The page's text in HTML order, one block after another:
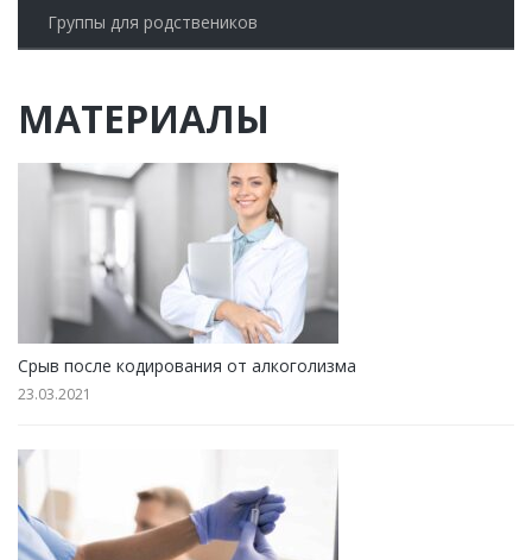
Группы для родствеников
МАТЕРИАЛЫ
Срыв после кодирования от алкоголизма
23.03.2021